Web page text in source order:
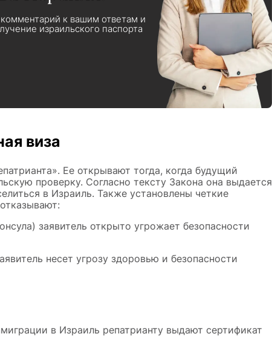
к вашим ответам и
израильского паспорта
виза
Ее открывают тогда, когда будущий
проверку. Согласно тексту Закона она выдается
в Израиль. Также установлены четкие
заявитель открыто угрожает безопасности
несет угрозу здоровью и безопасности
в Израиль репатрианту выдают сертификат